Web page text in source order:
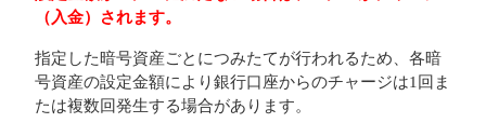
（入金）されます。
指定した暗号資産ごとにつみたてが行われるため、各暗
号資産の設定金額により銀行口座からのチャージは1回ま
たは複数回発生する場合があります。